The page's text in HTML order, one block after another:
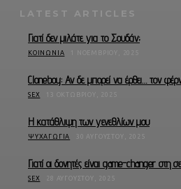
LATEST ARTICLES
Γιατί δεν μιλάτε για το Σουδάν;
ΚΟΙΝΩΝΊΑ 1 ΝΟΕΜΒΡΊΟΥ, 2025
Cloneboy: Αν δε μπορεί να έρθει… τον
SEX 13 ΟΚΤΩΒΡΊΟΥ, 2025
Η κατάθλιψη των γενεθλίων μου
ΨΥΧΑΓΩΓΊΑ 30 ΑΥΓΟΎΣΤΟΥ, 2025
Γιατί οι δονητές είναι game-changer στη
SEX 28 ΑΥΓΟΎΣΤΟΥ, 2025